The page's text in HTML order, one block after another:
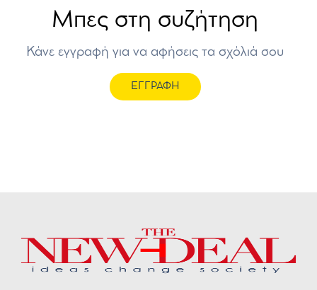
Μπες στη συζήτηση
Κάνε εγγραφή για να αφήσεις τα σχόλιά σου
ΕΓΓΡΑΦΗ